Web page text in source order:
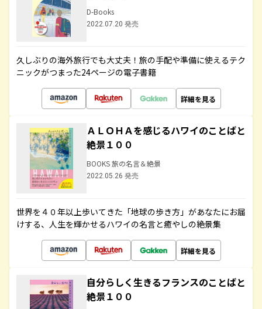
D-Books
2022.07.20 発売
久しぶりの海外旅行でも大丈夫！旅の手配や準備に使えるテク
ニックがつまった24ページの電子書籍
詳細を見る
ＡＬＯＨＡを感じるハワイのことばと
絶景１００
BOOKS 旅の名言＆絶景
2022.05.26 発売
世界を４０年以上歩いてきた「地球の歩き方」があなたにお届
けする、人生を輝かせるハワイの名言と癒やしの絶景集
詳細を見る
自分らしく生きるフランスのことばと
絶景１００